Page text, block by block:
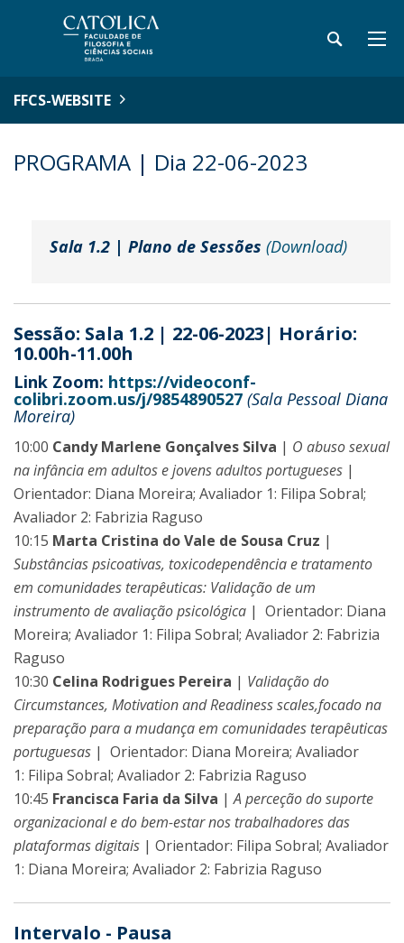
FFCS-WEBSITE
PROGRAMA | Dia 22-06-2023
Sala 1.2 | Plano de Sessões (Download)
Sessão: Sala 1.2 | 22-06-2023| Horário:
10.00h-11.00h
Link Zoom: https://videoconf-
colibri.zoom.us/j/9854890527 (Sala Pessoal Diana
Moreira)
10:00 Candy Marlene Gonçalves Silva | O abuso sexual
na infância em adultos e jovens adultos portugueses |
Orientador: Diana Moreira; Avaliador 1: Filipa Sobral;
Avaliador 2: Fabrizia Raguso
10:15 Marta Cristina do Vale de Sousa Cruz |
Substâncias psicoativas, toxicodependência e tratamento
em comunidades terapêuticas: Validação de um
instrumento de avaliação psicológica | Orientador: Diana
Moreira; Avaliador 1: Filipa Sobral; Avaliador 2: Fabrizia
Raguso
10:30 Celina Rodrigues Pereira | Validação do
Circumstances, Motivation and Readiness scales,focado na
preparação para a mudança em comunidades terapêuticas
portuguesas | Orientador: Diana Moreira; Avaliador
1: Filipa Sobral; Avaliador 2: Fabrizia Raguso
10:45 Francisca Faria da Silva | A perceção do suporte
organizacional e do bem-estar nos trabalhadores das
plataformas digitais | Orientador: Filipa Sobral; Avaliador
1: Diana Moreira; Avaliador 2: Fabrizia Raguso
Intervalo - Pausa